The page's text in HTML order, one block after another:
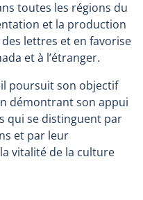
toutes les régions du
et la production
lettres et en favorise
et à l’étranger.
poursuit son objectif
démontrant son appui
qui se distinguent par
et par leur
vitalité de la culture